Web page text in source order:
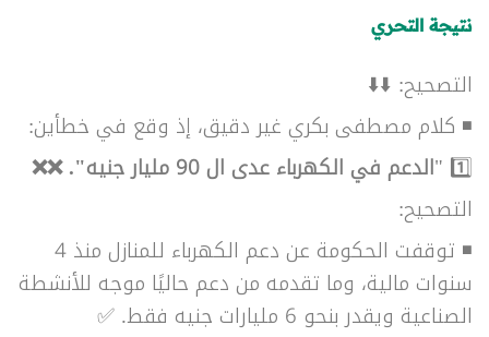
نتيجة التحري
التصحيح: ⬇️⬇️
◾ كلام مصطفى بكري غير دقيق، إذ وقع في خطأين:
1️⃣ " الدعم في الكهرباء عدى ال 90 مليار جنيه". ❌❌
التصحيح:
◾ توقفت الحكومة عن دعم الكهرباء للمنازل منذ 4
سنوات مالية، وما تقدمه من دعم حاليًا موجه للأنشطة
الصناعية ويقدر بنحو 6 مليارات جنيه فقط. ✅